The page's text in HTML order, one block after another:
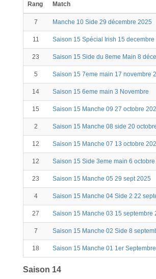
Rang Match
7 Manche 10 Side 29 décembre 2025
11 Saison 15 Spécial Irish 15 decembre
23 Saison 15 Side du 8eme Main 8
5 Saison 15 7eme main 17 novembre
14 Saison 15 6eme main 3 Novembre
15 Saison 15 Manche 09 27 octobre
2 Saison 15 Manche 08 side 20
12 Saison 15 Manche 07 13 octobre
12 Saison 15 Side 3eme main 6 octobre
23 Saison 15 Manche 05 29 sept 2025
4 Saison 15 Manche 04 Side 2 22
27 Saison 15 Manche 03 15 septembre
7 Saison 15 Manche 02 Side 8
18 Saison 15 Manche 01 1er Septembre
Saison 14